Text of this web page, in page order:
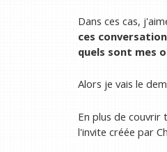
Dans ces cas,
ces
quels sont mes
Alors je vais le
En plus de couvrir
l'invite créée par